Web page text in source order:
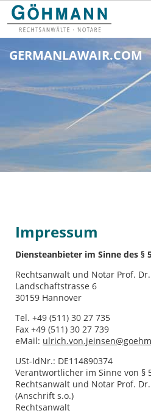
GERMANLAWAIR.COM
Impressum
Diensteanbieter im Sinne des §
Rechtsanwalt und Notar Prof.
Landschaftstrasse 6
30159 Hannover
Tel. +49 (511) 30 27 735
Fax +49 (511) 30 27 739
eMail:
USt-IdNr.: DE114890374
Verantwortlicher im Sinne von §
Rechtsanwalt und Notar Prof.
(Anschrift s.o.)
Rechtsanwalt